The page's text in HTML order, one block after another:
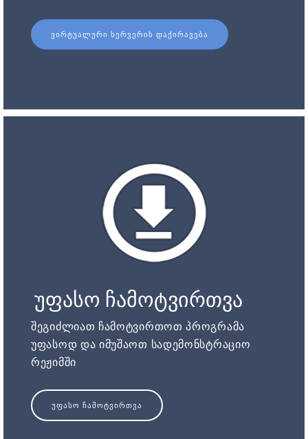
ᲕᲘᲠᲢᲣᲐᲚᲣᲠᲘ ᲡᲔᲠᲕᲔᲠᲘᲡ ᲓᲐᲥᲘᲠᲐᲕᲔᲑᲐ
უფასო ჩამოტვირთვა
შეგიძლიათ ჩამოტვირთოთ პროგრამა
უფასოდ და იმუშაოთ სადემონსტრაციო
რეჟიმში
ᲣᲤᲐᲡᲝ ᲩᲐᲛᲝᲢᲕᲘᲠᲗᲕᲐ